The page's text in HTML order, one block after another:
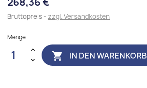
Bruttopreis zzgl. Versandkosten
Menge
 IN DEN WARENKORB